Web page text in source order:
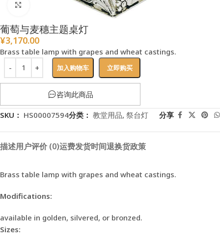
葡萄与麦穗主题桌灯
¥3,170.00
Brass table lamp with grapes and wheat castings.
加入购物车 立即购买
咨询此商品
SKU： HS00007594分类： 教堂用品, 祭台灯 分享
描述用户评价 (0)运费发货时间退换货政策
Brass table lamp with grapes and wheat castings.
Modifications:
available in golden, silvered, or bronzed.
Sizes: